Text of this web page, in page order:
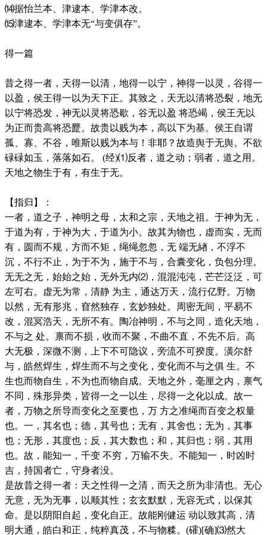
⒁据怡兰本、津逮本、学津本改。
⒂津逮本、学津本无“与变俱存”。
得一篇
昔之得一者，天得一以清，地得一以宁，神得一以灵，谷得一
以盈，侯王得一以为天下正。其致之，天无以清将恐裂，地无
以宁将恐发，神无以灵将恐歇，谷无以盈 将恐竭，侯王无以
为正而贵高将恐蹷。故贵以贱为本，高以下为基。侯王自谓
孤、寡、不谷，唯斯以贱为本与！非耶？故造舆于无舆。不欲
碌碌如玉，落落如石。 (经)⑴反者，道之动；弱者，道之用。
天地之物生于有，有生于无。
【指归】：
一者，道之子，神明之母，太和之宗，天地之祖。于神为无，
于道为有，于神为大，于道为小。故其为物也，虚而实，无而
有，圆而不规，方而不矩，绳绳忽忽，无 端无緖，不浮不
沉，不行不止，为于不为，施于不与，合囊变化，负包分理。
无无之无，始始之始，无外无内⑵，混混沌沌，芒芒泛泛，可
左可右。虚无为常，清静 为主，通达万天，流行亿野。万物
以然，无有形兆，窅然独存，玄妙独处。周密无间，平易不
改，混冥浩天，无所不有。陶冶神明，不与之同，造化天地，
不与之 处。禀而不损，收而不聚，不曲不直，不先不后。高
大无极，深微不测，上下不可隐议，旁流不可揆度。潢尔舒
与，皓然焊生，焊生而不与之变化，变化而不与之俱 生。不
生也而物自生，不为也而物自成。天地之外，毫厘之内，禀气
不同，殊形异类，皆得一之一以生，尽得一之化以成。故一
者，万物之所导而变化之至要也，万 方之准绳而百变之权量
也。一，其名也；德，其号也；无有，其舍也；无为，其事
也；无形，其度也；反，其大数也；和，其归也；弱，其用
也。故，能知一，千变 不穷，万输不失。不能知一，时凶时
吉，持国者亡，守身者没。
是故昔之得一者：天之性得一之清，而天之所为非清也。无心
无意，无为无事，以顺其性；玄玄默默，无容无式，以保其
命。是以阴阳自起，变化自正。故能刚健运 动以致其高，清
明大通，皓白和正，纯粹真茂，不与物糅。(礭)[确]⑶然大